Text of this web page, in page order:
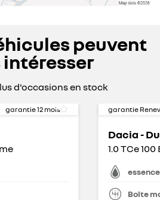
peuvent
intéresser
d'occasions en stock
garantie12 mois garantie
Dacia -
1.0 TCe
essence
Boîte